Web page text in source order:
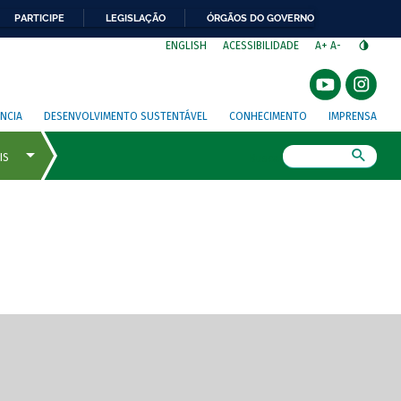
PARTICIPE LEGISLAÇÃO ÓRGÃOS DO GOVERNO
ENGLISH ACESSIBILIDADE A+ A-
DESENVOLVIMENTO SUSTENTÁVEL CONHECIMENTO IMPRENSA
de tela